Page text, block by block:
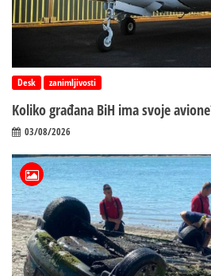
Desk zanimljivosti
Koliko građana BiH ima svoje
03/08/2026